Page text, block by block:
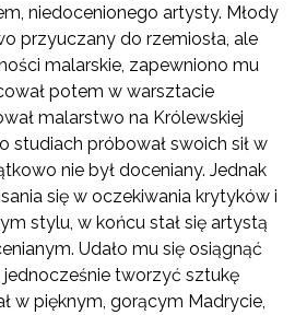
niedocenionego artysty. Młody
przyuczany do rzemiosła, ale
malarskie, zapewniono mu
potem w warsztacie
malarstwo na Królewskiej
studiach próbował swoich sił w
nie był doceniany. Jednak
się w oczekiwania krytyków i
stylu, w końcu stał się artystą
Udało mu się osiągnąć
tworzyć sztukę
w pięknym, gorącym Madrycie,